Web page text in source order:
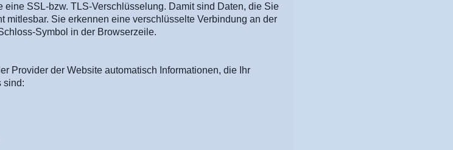
eine SSL-bzw. TLS-Verschlüsselung. Damit sind Daten, die Sie
mitlesbar. Sie erkennen eine verschlüsselte Verbindung an der
Symbol in der Browserzeile.
Provider der Website automatisch Informationen, die Ihr
sind: